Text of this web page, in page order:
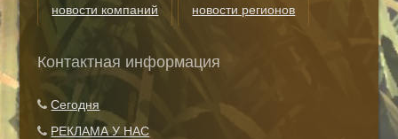
новости компаний новости регионов
Показать все теги
Контактная информация
Сегодня
РЕКЛАМА У НАС